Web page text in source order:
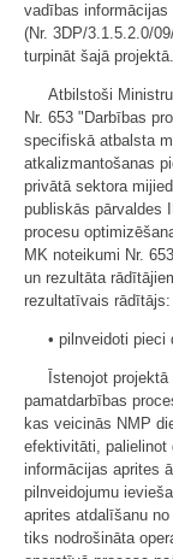
vadības
(Nr. 3DP/3.1.5.2.0/
turpināt šajā projektā.
Atbilstoši
Nr. 653 "Darbības
specifiskā atbalsta
atkalizmantošanas
privātā sektora
publiskās pārvaldes
procesu
MK noteikumi Nr.
un rezultāta
rezultatīvais rādītājs:
• pilnveidoti pieci
Īstenojot
pamatdarbības
kas veicinās NMP
efektivitāti,
informācijas aprites
pilnveidojumu
aprites atdalīšanu
tiks nodrošināta